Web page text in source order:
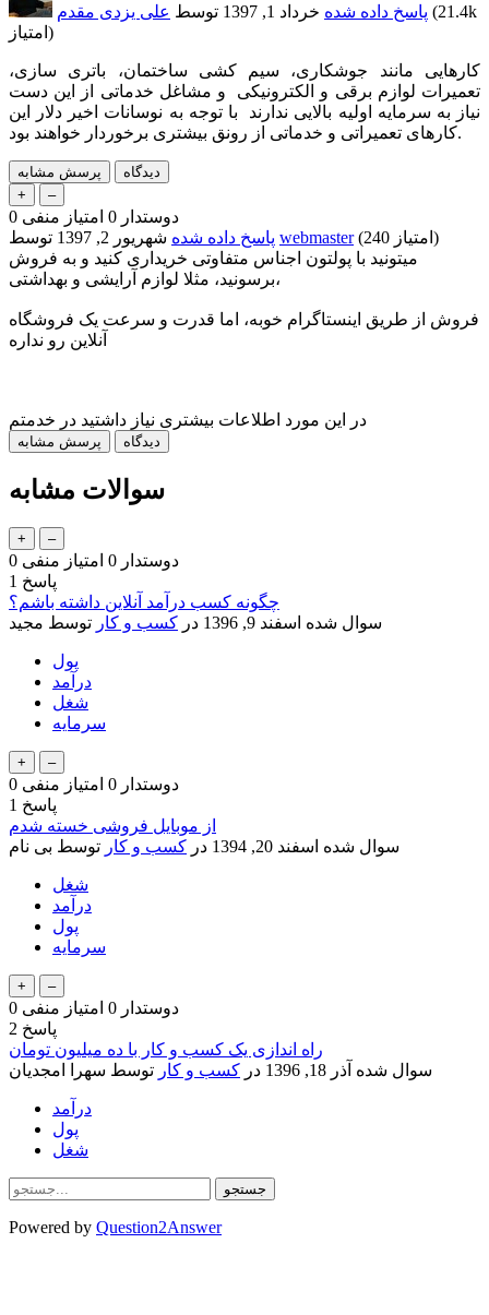
پاسخ داده شده خرداد 1, 1397 توسط علی یزدی مقدم (
21.4k
امتیاز)
کارهایی مانند جوشکاری، سیم کشی ساختمان، باتری سازی،
تعمیرات لوازم برقی و الکترونیکی و مشاغل خدماتی از این دست
نیاز به سرمایه اولیه بالایی ندارند با توجه به نوسانات اخیر دلار این
کارهای تعمیراتی و خدماتی از رونق بیشتری برخوردار خواهند بود.
0 دوستدار 0 امتیاز منفی
پاسخ داده شده شهریور 2, 1397 webmaster (240
امتیاز)
میتونید با پولتون اجناس متفاوتی خریداری کنید و به فروش
برسونید، مثلا لوازم آرایشی و بهداشتی،
فروش از طریق اینستاگرام خوبه، اما قدرت و سرعت یک فروشگاه
آنلاین رو نداره
در این مورد اطلاعات بیشتری نیاز داشتید در خدمتم
سوالات مشابه
0 دوستدار 0 امتیاز منفی
1 پاسخ
چگونه کسب درآمد آنلاین داشته باشم؟
سوال شده اسفند 9, 1396 در کسب و کار توسط مجید
پول
درآمد
شغل
سرمایه
0 دوستدار 0 امتیاز منفی
1 پاسخ
از موبایل فروشی خسته شدم
سوال شده اسفند 20, 1394 در کسب و کار توسط بی نام
شغل
درآمد
پول
سرمایه
0 دوستدار 0 امتیاز منفی
2 پاسخ
راه اندازی یک کسب و کار با ده میلیون تومان
سوال شده آذر 18, 1396 در کسب و کار توسط سهرا امجدیان
درآمد
پول
شغل
Powered by Question2Answer